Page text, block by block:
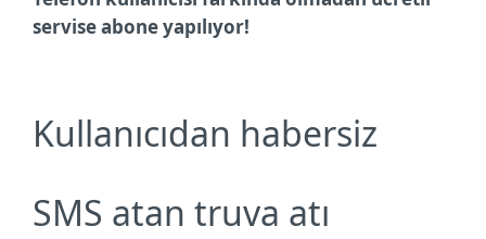
servise abone yapılıyor!
Kullanıcıdan habersiz
SMS atan truva atı